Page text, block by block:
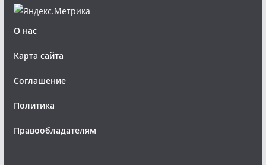
О нас
Карта сайта
Соглашение
Политика
Правообладателям